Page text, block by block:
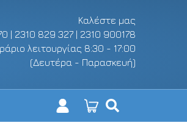
Καλέστε μας
| 2310 829 327 | 2310 900178
λειτουργίας 8:30 - 17:00
(Δευτέρα - Παρασκευή)